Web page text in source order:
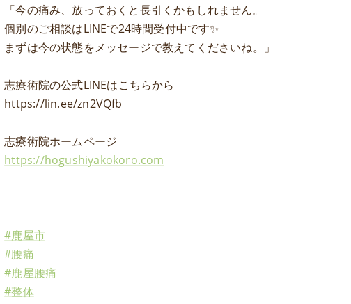
「今の痛み、放っておくと長引くかもしれません。
個別のご相談はLINEで24時間受付中です✨
まずは今の状態をメッセージで教えてくださいね。」
志療術院の公式LINEはこちらから
https://lin.ee/zn2VQfb
志療術院ホームページ
https://hogushiyakokoro.com
#鹿屋市
#腰痛
#鹿屋腰痛
#整体